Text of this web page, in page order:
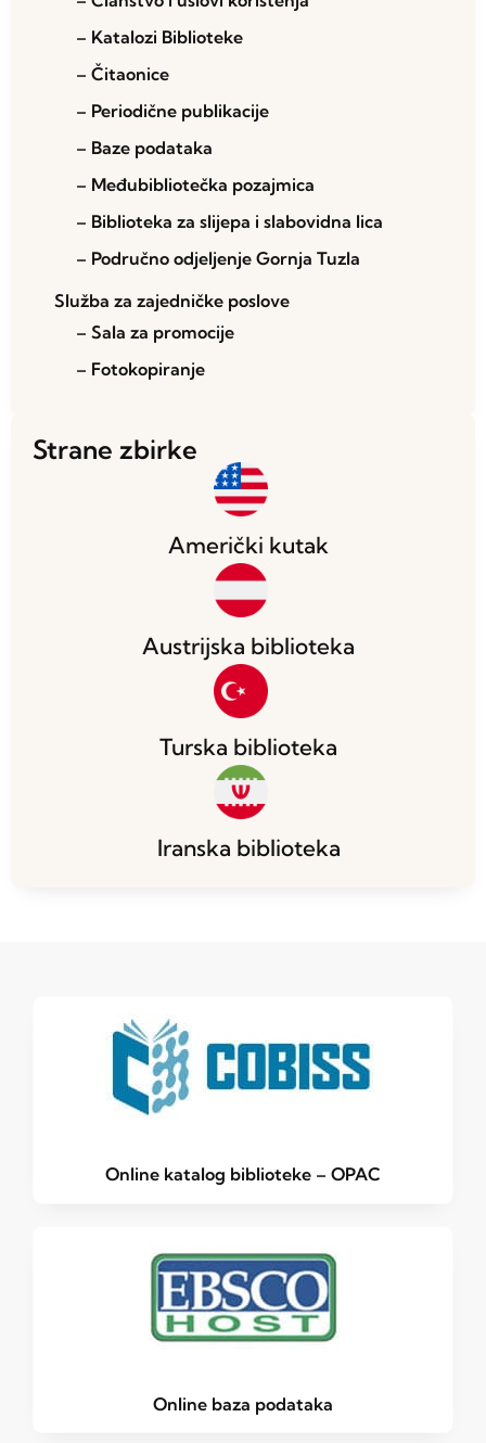
– Katalozi Biblioteke
– Čitaonice
– Periodične publikacije
– Baze podataka
– Međubibliotečka pozajmica
– Biblioteka za slijepa i slabovidna lica
– Područno odjeljenje Gornja Tuzla
Služba za zajedničke poslove
– Sala za promocije
– Fotokopiranje
Strane zbirke
Američki kutak
Austrijska biblioteka
Turska biblioteka
Iranska biblioteka
Online katalog biblioteke – OPAC
Online baza podataka